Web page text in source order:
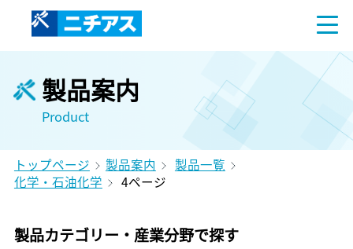
製品案内
Product
トップページ 製品案内
製品一覧
化学・石油化学
4ページ
製品カテゴリー・産業分野で探す